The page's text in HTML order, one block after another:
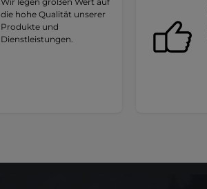
die hohe Qualität unserer
Produkte und
Dienstleistungen.